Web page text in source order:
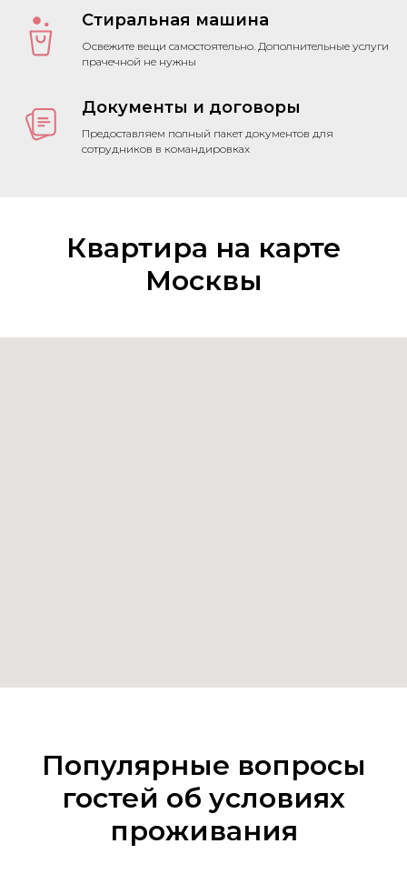
Стиральная машина
Освежите вещи самостоятельно. Дополнительные услуги
прачечной не нужны
Документы и договоры
Предоставляем полный пакет документов для
сотрудников в командировках
Квартира на карте
Москвы
Популярные вопросы
гостей об условиях
проживания